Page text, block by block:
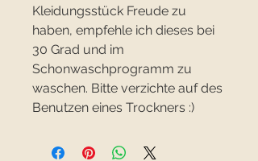
Kleidungsstück Freude zu
haben, empfehle ich dieses bei
30 Grad und im
Schonwaschprogramm zu
waschen. Bitte verzichte auf des
Benutzen eines Trockners :)